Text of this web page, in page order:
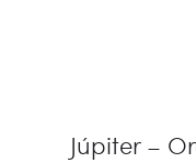
Júpiter –